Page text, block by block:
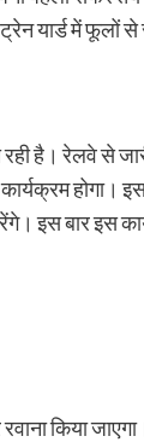
यार्ड में फूलों
है। रेलवे से
होगा।
इस बार इस
किया